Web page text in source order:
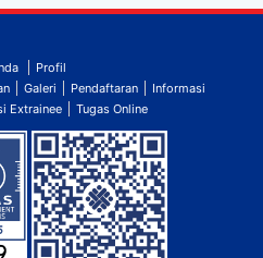
Profil
Galeri Pendaftaran
Informasi
Extrainee Tugas Online